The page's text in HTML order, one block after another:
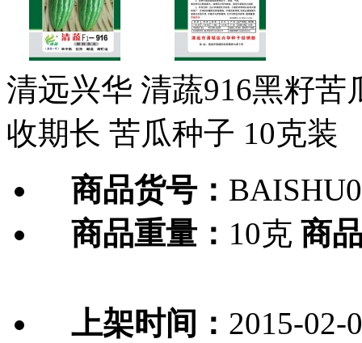
清远兴华 清蔬916黑籽
收期长 苦瓜种子 10克装
商品货号：
商品重量： 10克 商
上架时间： 2015-02-